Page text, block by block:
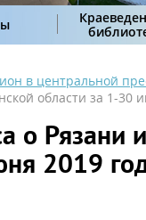
в центральной
области за 1-30
о Рязани
2019